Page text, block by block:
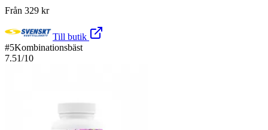
Från 329 kr
Till butik
#5Kombinationsbäst
7.51/10